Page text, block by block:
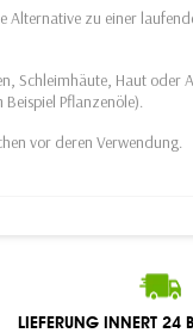
Alternative zu einer
Schleimhäute, Haut oder
Pflanzenöle).
vor deren Verwendung.
LIEFERUNG INNERT 24